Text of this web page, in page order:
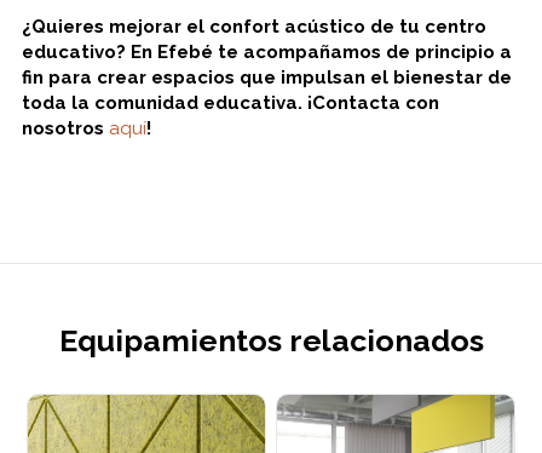
¿Quieres mejorar el confort acústico de tu centro
educativo? En Efebé te acompañamos de principio a
fin para crear espacios que impulsan el bienestar de
toda la comunidad educativa. ¡Contacta con
nosotros aquí!
Equipamientos relacionados